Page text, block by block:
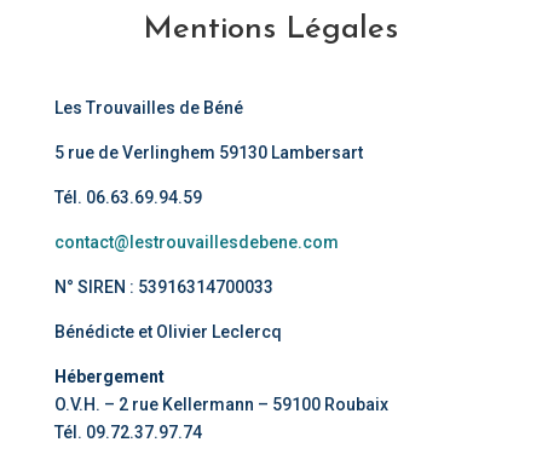
Mentions Légales
Les Trouvailles de Béné
5 rue de Verlinghem 59130 Lambersart
Tél. 06.63.69.94.59
contact@lestrouvaillesdebene.com
N° SIREN : 53916314700033
Bénédicte et Olivier Leclercq
Hébergement
O.V.H. – 2 rue Kellermann – 59100 Roubaix
Tél. 09.72.37.97.74